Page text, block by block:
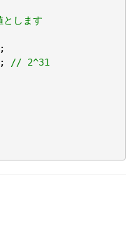
します
// 2^31